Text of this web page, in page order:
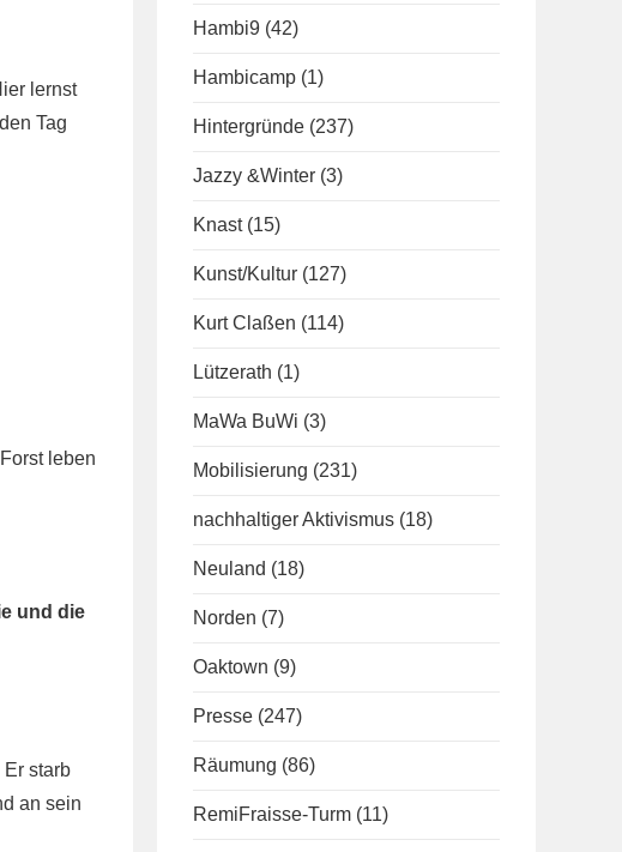
lernst
Tag
leben
und die
starb
an sein
Hambi9 (42)
Hambicamp (1)
Hintergründe (237)
Jazzy &Winter (3)
Knast (15)
Kunst/Kultur (127)
Kurt Claßen (114)
Lützerath (1)
MaWa BuWi (3)
Mobilisierung (231)
nachhaltiger Aktivismus (18)
Neuland (18)
Norden (7)
Oaktown (9)
Presse (247)
Räumung (86)
RemiFraisse-Turm (11)